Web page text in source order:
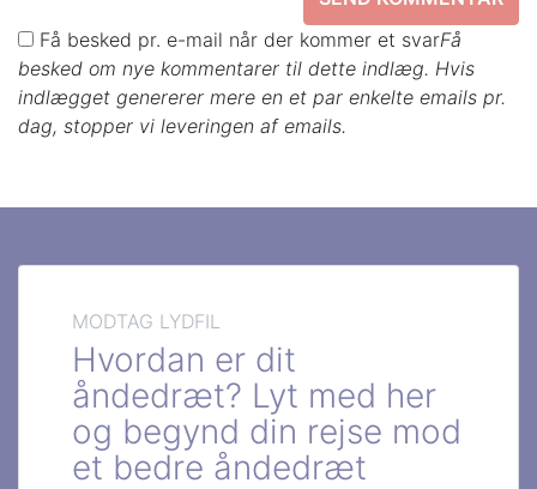
Få besked pr. e-mail når der kommer et svarFå
besked om nye kommentarer til dette indlæg. Hvis
indlægget genererer mere en et par enkelte emails pr.
dag, stopper vi leveringen af emails.
MODTAG LYDFIL
Hvordan er dit
åndedræt? Lyt med her
og begynd din rejse mod
et bedre åndedræt